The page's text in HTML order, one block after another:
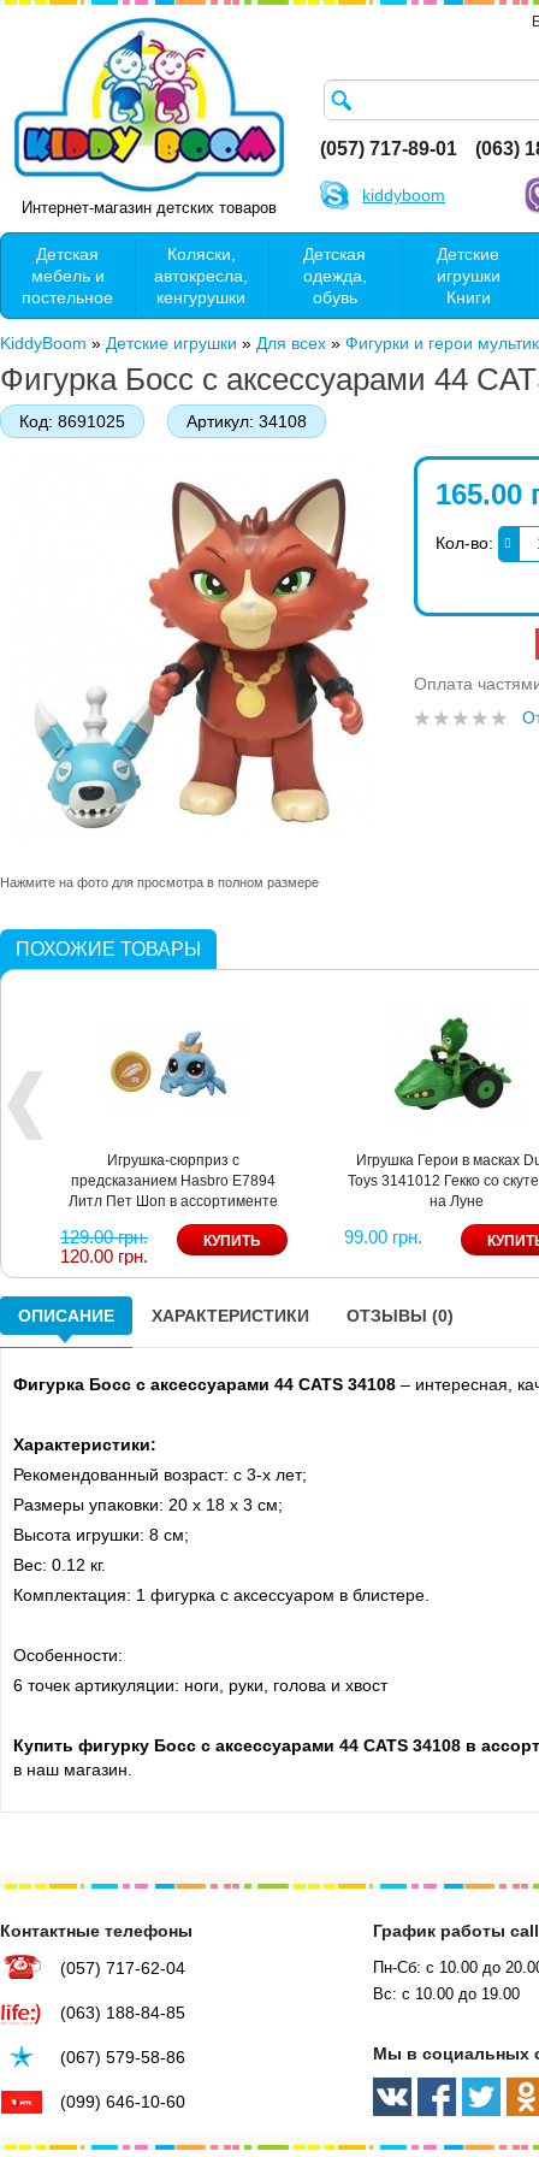
Интернет-магазин детских товаров
(057) 717-89-01 (063)
kiddyboom
Детская
мебель и
постельное
Коляски,
автокресла,
кенгурушки
Детская
одежда,
обувь
Детские
игрушки
Книги
KiddyBoom » Детские игрушки » Для всех » Фигурки и герои
Фигурка Босс с аксессуарами 44
Код: 8691025 Артикул: 34108
Нажмите на фото для просмотра в полном размере
165.00
Кол-во:
Оплата
ПОХОЖИЕ ТОВАРЫ
Игрушка-сюрприз с
предсказанием Hasbro Е7894
Литл Пет Шоп в ассортименте
129.00 грн.
120.00 грн.
Игрушка Герои в масках
Toys 3141012 Гекко со
на Луне
99.00 грн.
ОПИСАНИЕ ХАРАКТЕРИСТИКИ ОТЗЫВЫ (0)
Фигурка Босс с аксессуарами 44 CATS 34108 – интересная,
Характеристики:
Рекомендованный возраст: c 3-х лет;
Размеры упаковки: 20 х 18 х 3 см;
Высота игрушки: 8 см;
Вес: 0.12 кг.
Комплектация: 1 фигурка с аксессуаром в блистере.
Особенности:
6 точек артикуляции: ноги, руки, голова и хвост
Купить фигурку Босс с аксессуарами 44 CATS 34108 в
в наш магазин.
Контактные телефоны
(057) 717-62-04
(063) 188-84-85
(067) 579-58-86
(099) 646-10-60
График работы
Пн-Сб: с 10.00 до
Вс: с 10.00 до 19.00
Мы в социальных